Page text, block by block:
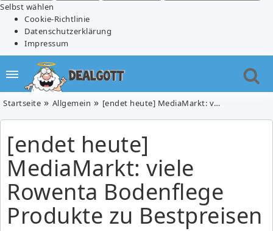
Selbst wählen
Cookie-Richtlinie
Datenschutzerklärung
Impressum
Startseite Allgemein [endet heute] MediaMarkt: viele Rowenta Bodenflege Produkte zu Bestpreisen
[endet heute]
MediaMarkt: viele
Rowenta Bodenflege
Produkte zu Bestpreisen